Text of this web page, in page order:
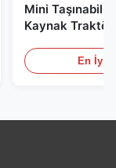
Mini
Kaynak
Kaynak
En İyi